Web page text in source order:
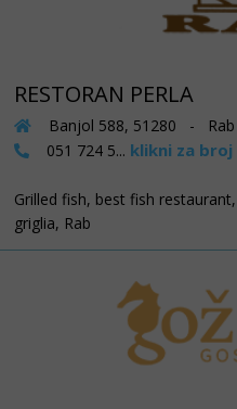
RESTORAN PERLA
Banjol 588, 51280 - Rab
051 724 5... klikni za broj
Grilled fish, best fish
griglia, Rab